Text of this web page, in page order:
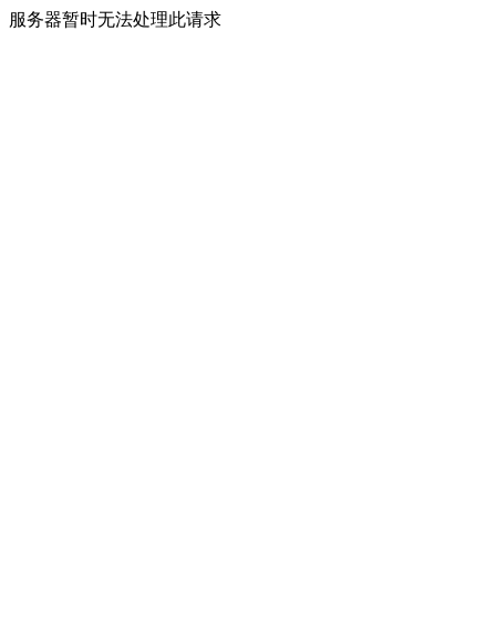
服务器暂时无法处理此请求